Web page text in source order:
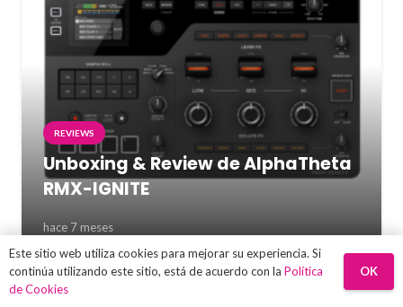
REVIEWS
Unboxing & Review de AlphaTheta
RMX-IGNITE
hace 7 meses
Este sitio web utiliza cookies para mejorar su experiencia. Si
continúa utilizando este sitio, está de acuerdo con la Política
de Cookies
OK